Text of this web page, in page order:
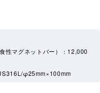
性マグネットバー）：12,000
φ25mm×100mm